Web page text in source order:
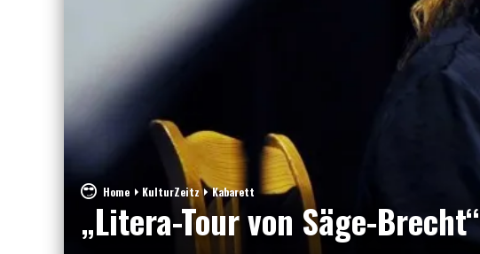
Home KulturZeitz Kabarett
„Litera-Tour von Säge-Brecht“